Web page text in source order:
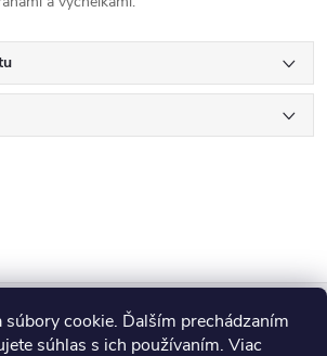
cookie. Ďalším prechádzaním
súhlas s ich používaním. Viac